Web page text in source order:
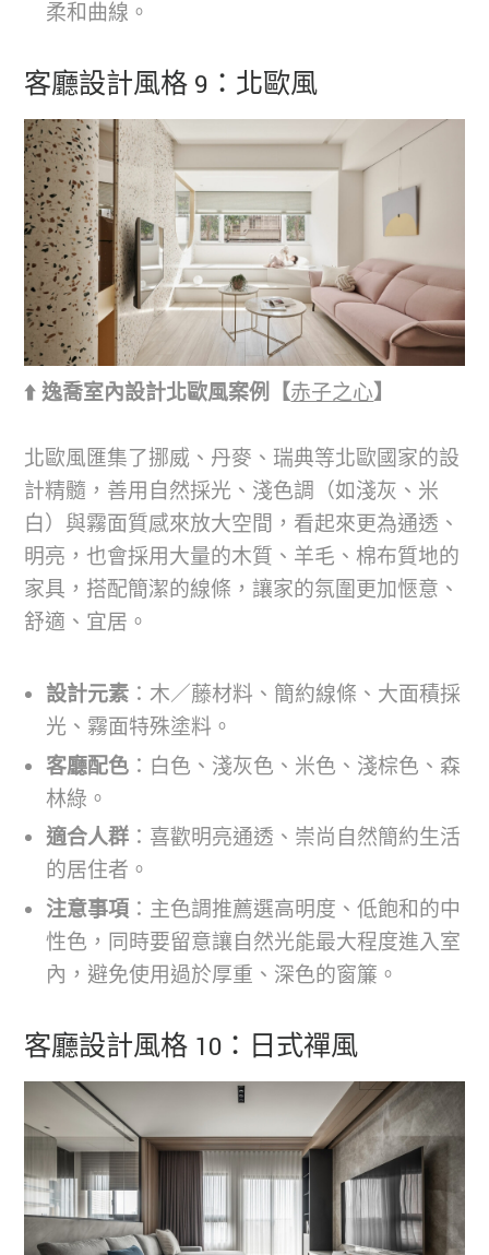
柔和曲線。
客廳設計風格 9：北歐風
⬆️ 逸喬室內設計北歐風案例【赤子之心】
北歐風匯集了挪威、丹麥、瑞典等北歐國家的設
計精髓，善用自然採光、淺色調（如淺灰、米
白）與霧面質感來放大空間，看起來更為通透、
明亮，也會採用大量的木質、羊毛、棉布質地的
家具，搭配簡潔的線條，讓家的氛圍更加愜意、
舒適、宜居。
設計元素 ：木／藤材料、簡約線條、大面積採
光、霧面特殊塗料。
客廳配色 ：白色、淺灰色、米色、淺棕色、森
林綠。
適合人群 ：喜歡明亮通透、崇尚自然簡約生活
的居住者。
注意事項 ：主色調推薦選高明度、低飽和的中
性色，同時要留意讓自然光能最大程度進入室
內，避免使用過於厚重、深色的窗簾。
客廳設計風格 10：日式禪風